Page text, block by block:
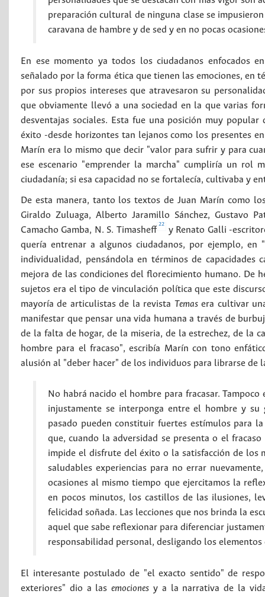
preparación cultural de ninguna clase se
caravana de hambre y de sed y en no pocas
En ese momento ya todos los ciudadanos enfocados
señalado por la forma ética que tienen las emociones,
por sus propios intereses que atravesaron su
que obviamente llevó a una sociedad en la que varias
desventajas sociales. Esta fue una posición muy
éxito -desde horizontes tan lejanos como los presentes
Marín era lo mismo que decir "valor para sufrir y para
ese escenario "emprender la marcha" cumpliría un rol
ciudadanía; si esa capacidad no se fortalecía, cultivaba y
De esta manera, tanto los textos de Juan Marín como
Giraldo Zuluaga, Alberto Jaramillo Sánchez, Gustavo
Camacho Gamba, N. S. Timasheff
22
y Renato Galli -
quería entrenar a algunos ciudadanos, por ejemplo, en
individualidad, pensándola en términos de
mejora de las condiciones del florecimiento humano. De
sujetos era el tipo de vinculación política que este
mayoría de articulistas de la revista Temasera cultivar
manifestar que pensar una vida humana a través de
de la falta de hogar, de la miseria, de la estrechez, de la
hombre para el fracaso", escribía Marín con tono
alusión al "deber hacer" de los individuos para librarse de
No habrá nacido el hombre para fracasar.
injustamente se interponga entre el hombre y su
pasado pueden constituir fuertes estímulos para
que, cuando la adversidad se presenta o el
impide el disfrute del éxito o la satisfacción de los
saludables experiencias para no errar
ocasiones al mismo tiempo que ejercitamos la
en pocos minutos, los castillos de las ilusiones,
felicidad soñada. Las lecciones que nos brinda la
aquel que sabe reflexionar para diferenciar
responsabilidad personal, desligando los
El interesante postulado de "el exacto sentido" de
exteriores" dio a lasemociones y a la narrativa de la